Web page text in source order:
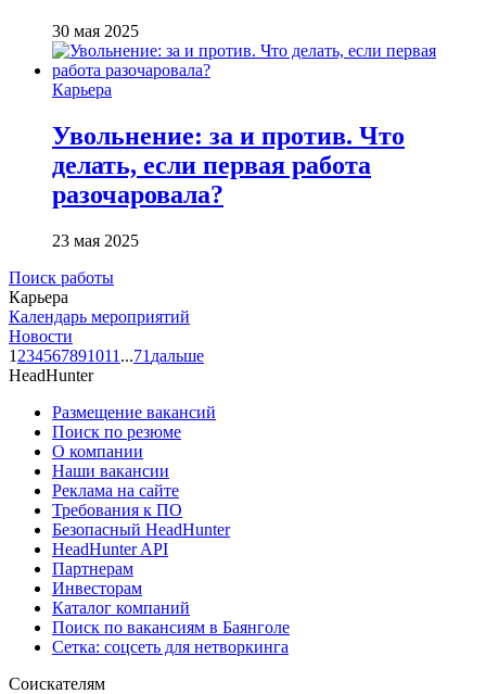
30 мая 2025
Карьера
Увольнение: за и против. Что
делать, если первая работа
разочаровала?
23 мая 2025
Поиск работы
Карьера
Календарь мероприятий
Новости
1 234567891011 ...71 дальше
HeadHunter
Размещение вакансий
Поиск по резюме
О компании
Наши вакансии
Реклама на сайте
Требования к ПО
Безопасный HeadHunter
HeadHunter API
Партнерам
Инвесторам
Каталог компаний
Поиск по вакансиям в Баянголе
Сетка: соцсеть для нетворкинга
Соискателям